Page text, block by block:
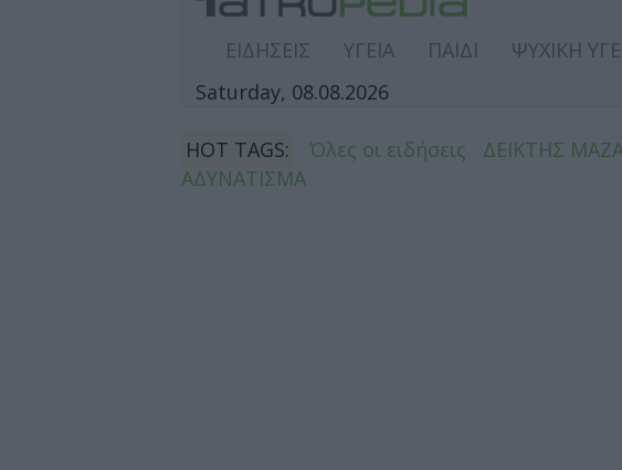
ΕΙΔΗΣΕΙΣ ΥΓΕΙΑ ΠΑΙΔΙ ΨΥΧΙΚΗ
Saturday, 08.08.2026
HOT TAGS: Όλες οι ειδήσεις ΔΕΙΚΤΗΣ
ΑΔΥΝΑΤΙΣΜΑ